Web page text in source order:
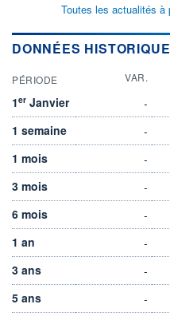
Toutes les actualités à
DONNÉES
PÉRIODE VAR.
1er Janvier -
1 semaine
-
1 mois
-
3 mois
-
6 mois
-
1 an
-
3 ans
-
5 ans
-